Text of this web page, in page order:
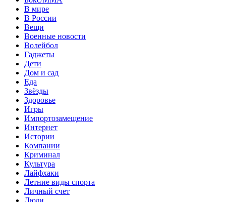
В мире
В России
Вещи
Военные новости
Волейбол
Гаджеты
Дети
Дом и сад
Еда
Звёзды
Здоровье
Игры
Импортозамещение
Интернет
Истории
Компании
Криминал
Культура
Лайфхаки
Летние виды спорта
Личный счет
Люди